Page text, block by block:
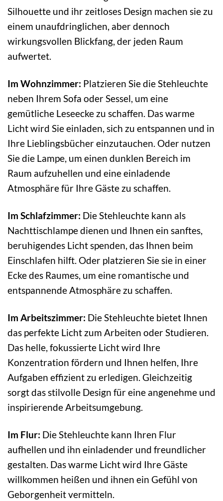
Silhouette und ihr zeitloses Design machen sie zu
einem unaufdringlichen, aber dennoch
wirkungsvollen Blickfang, der jeden Raum
aufwertet.
Im Wohnzimmer: Platzieren Sie die Stehleuchte
neben Ihrem Sofa oder Sessel, um eine
gemütliche Leseecke zu schaffen. Das warme
Licht wird Sie einladen, sich zu entspannen und in
Ihre Lieblingsbücher einzutauchen. Oder nutzen
Sie die Lampe, um einen dunklen Bereich im
Raum aufzuhellen und eine einladende
Atmosphäre für Ihre Gäste zu schaffen.
Im Schlafzimmer: Die Stehleuchte kann als
Nachttischlampe dienen und Ihnen ein sanftes,
beruhigendes Licht spenden, das Ihnen beim
Einschlafen hilft. Oder platzieren Sie sie in einer
Ecke des Raumes, um eine romantische und
entspannende Atmosphäre zu schaffen.
Im Arbeitszimmer: Die Stehleuchte bietet Ihnen
das perfekte Licht zum Arbeiten oder Studieren.
Das helle, fokussierte Licht wird Ihre
Konzentration fördern und Ihnen helfen, Ihre
Aufgaben effizient zu erledigen. Gleichzeitig
sorgt das stilvolle Design für eine angenehme und
inspirierende Arbeitsumgebung.
Im Flur: Die Stehleuchte kann Ihren Flur
aufhellen und ihn einladender und freundlicher
gestalten. Das warme Licht wird Ihre Gäste
willkommen heißen und ihnen ein Gefühl von
Geborgenheit vermitteln.